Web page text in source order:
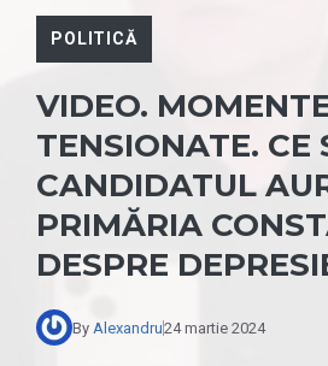
POLITICĂ
VIDEO.
TENSIONATE. CE
CANDIDATUL
PRIMĂRIA
DESPRE
By Alexandru24 martie 2024